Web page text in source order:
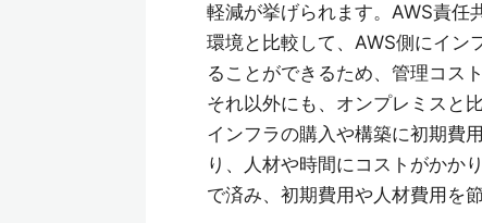
軽減が挙げられます。AWS責任
環境と比較して、AWS側にイン
ることができるため、管理コス
それ以外にも、オンプレミスと
インフラの購入や構築に初期費
り、人材や時間にコストがかか
で済み、初期費用や人材費用を